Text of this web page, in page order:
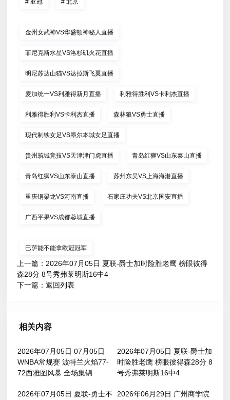
# 亚冠 # 北京
金州女武神VS华盛顿神秘人直播
菲尼克斯水星VS洛杉矶火花直播
明尼苏达山猫VS达拉斯飞翼直播
麦加统一VS利雅得新月直播 利雅得胜利VS卡利杰直播
利雅得胜利VS卡利杰直播 森林狼VS勇士直播
现代制铁女足VS墨尔本城女足直播
贵州筑城竞技VS天津津门虎直播 青岛红狮VS山东泰山直播
青岛红狮VS山东泰山直播 苏州东吴VS上海海港直播
重庆铜梁龙VS河南直播 石家庄功夫VS北京国安直播
广西平果VS成都蓉城直播
巴萨能不能拿欧冠冠军
上一篇： 2026年07月05日 夏联-爵士加时险胜老鹰 榜眼彼得
森28分 8号秀弗莱明斯16中4
下一篇：返回列表
相关内容
2026年07月05日 07月05日
WNBA常规赛 波特兰火焰77-
72西雅图风暴 全场集锦
2026年07月05日 夏联-爵士加
时险胜老鹰 榜眼彼得森28分 8
号秀弗莱明斯16中4
2026年07月05日 夏联-勇士不
2026年06月29日 广州商学院